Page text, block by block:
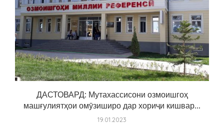
ДАСТОВАРД: Мутахассисони озмоишгоҳ
машғулиятҳои омӯзиширо дар хориҷи кишвар...
19.01.2023